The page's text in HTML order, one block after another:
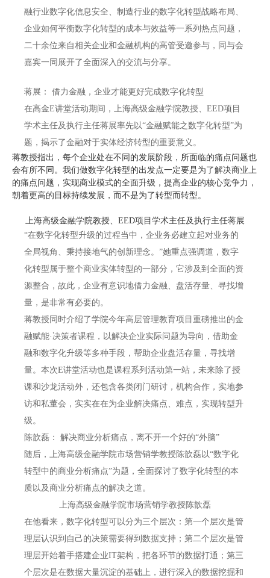
融行业数字化信息安全、制造行业的数字化转型战略布局、
企业如何平衡数字化转型的成本与效益等一系列热点问题，
二十余位来自相关企业和金融机构的高管受邀参与，同与会
嘉宾一同展开了全面深入的交流与分享。
蒋展：借力金融，企业才能更好完成数字化转型
在高金E讲堂活动期间，上海高级金融学院教授、EED项目
学术主任及执行主任蒋展率先以“金融赋能之数字化转型”为
题，揭示了金融对于实体经济转型的重要意义。
蒋教授指出，每个企业处在不同的发展阶段，所面临的痛点问题也
会有所不同。我们做数字化转型的出发点一定要是为了解决商业上
的痛点问题，实现商业模式的全面升级，提高企业的核心竞争力，
朝着更高的目标持续发展，而不是为了转型而转型。
上海高级金融学院教授、EED项目学术主任及执行主任蒋展
“在数字化转型升级的过程当中，企业务必建立起对业务的
全局视角、秉持接地气的创新理念。”她重点强调道，数字
化转型属于整个商业实体转型的一部分，它涉及到全面的资
源整合，故此，企业有意识地借力金融、盘活存量、寻找增
量，是非常有必要的。
蒋教授同时介绍了学院今年高层管理教育项目重磅推出的金
融赋能·决策者课程，以解决企业实际问题为导向，借助金
融和数字化升级等多种手段，帮助企业盘活存量，寻找增
量。本次E讲堂活动也是课程系列活动第一站，未来除了授
课和沙龙活动外，还包含各类闭门研讨，机构合作，实地参
访和私董会，实实在在为企业解决痛点、难点，实现转型升
级。
陈歆磊：解决商业分析痛点，离不开一个好的“外脑”
随后，上海高级金融学院市场营销学教授陈歆磊以“数字化
转型中的商业分析痛点”为题，全面探讨了数字化转型的本
质以及商业分析痛点的解决之道。
上海高级金融学院市场营销学教授陈歆磊
在他看来，数字化转型可以分为三个层次：第一个层次是管
理层认识到自己的决策需要得到数据支持；第二个层次是管
理层开始着手搭建企业IT架构，把各环节的数据打通；第三
个层次是在数据大量沉淀的基础上，进行深入的数据挖掘和